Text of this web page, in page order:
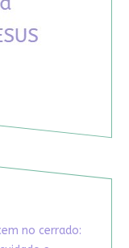
no cerrado: